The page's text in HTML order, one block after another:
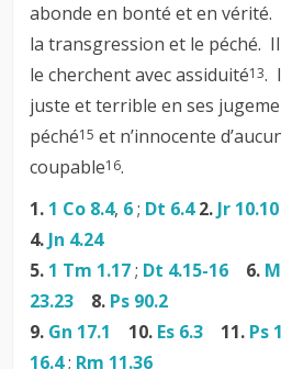
abonde en bonté et en vérité.
la transgression et le péché.
le cherchent avec assiduité13.
juste et terrible en ses
péché15 et n’innocente
coupable16.
1. 1 Co 8.4, 6; Dt 6.4 2.Jr 10.10
4.Jn 4.24
5. 1 Tm 1.17; Dt 4.15-16 6.
23.23
8. Ps 90.2
9. Gn 17.1 10. Es 6.3 11. Ps
16.4; Rm 11.36